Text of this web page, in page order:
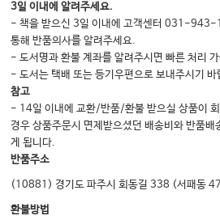
Chapter 6. 품질과 서비스
1 환자경험: 생존 기술 접근
2 The A-Team TOOLKITTM
3 민원 관리
4 상호 책임감을 통한 퍼포먼스의 개선
5 환자 안전 및 에러 감소
[부록 1] SCH 재난의학센터 응급실 행정 및 리더
Chapter 6 대화록
3일 이내에 알려주세요.
- 책을 받으신 3일 이내에 고객센터 031-943-
통해 반품의사를 알려주세요.
- 도서명과 환불 계좌를 알려주시면 빠른 처리
- 도서는 택배 또는 등기우편으로 보내주시기 바
참고
- 14일 이내에 교환/반품/환불 받으실 상품이
경우 상품주문시 면제받으셨던 배송비와 반품배
게 됩니다.
반품주소
(10881) 경기도 파주시 회동길 338 (서패동
환불방법